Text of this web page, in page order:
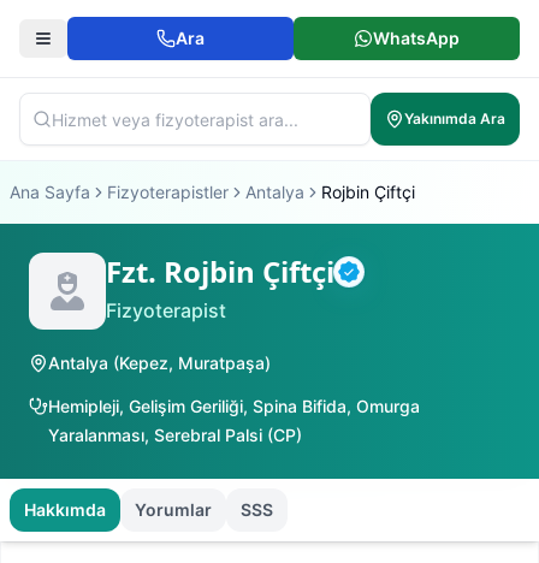
Ara WhatsApp
Yakınımda Ara
Ana Sayfa Fizyoterapistler Antalya Rojbin Çiftçi
Fzt. Rojbin Çiftçi Doğrulanmış
Fizyoterapist
Antalya (Kepez, Muratpaşa)
Hemipleji, Gelişim Geriliği, Spina Bifida, Omurga
Yaralanması, Serebral Palsi (CP)
Hakkımda Yorumlar SSS